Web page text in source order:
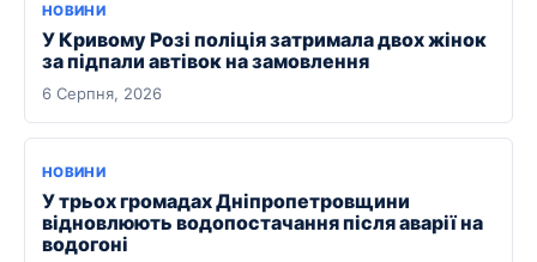
НОВИНИ
У Кривому Розі поліція затримала двох жінок
за підпали автівок на замовлення
6 Серпня, 2026
НОВИНИ
У трьох громадах Дніпропетровщини
відновлюють водопостачання після аварії на
водогоні